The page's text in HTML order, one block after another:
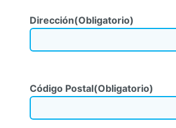
Dirección(Obligatorio)
Código Postal(Obligatorio)